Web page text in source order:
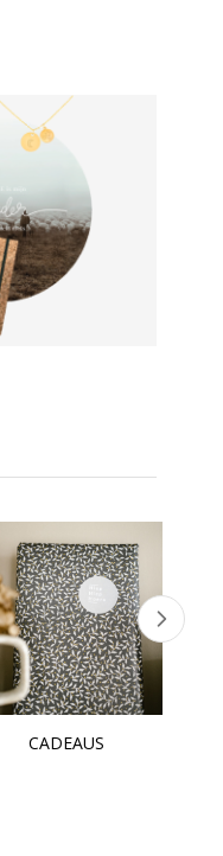
CADEAUS